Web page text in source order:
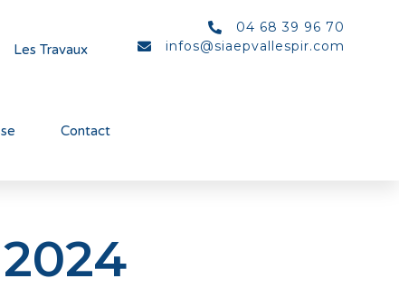
Les Travaux
Contact
04 68 39 96 70
infos@siaepvallespir.com